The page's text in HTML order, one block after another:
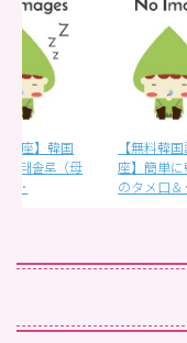
【無料韓国語講
座】簡単に韓国語
のタメ口＆･･･